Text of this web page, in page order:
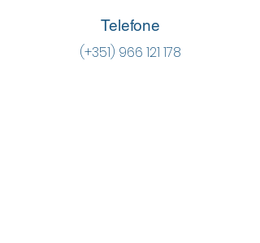
Telefone
(+351) 966 121 178